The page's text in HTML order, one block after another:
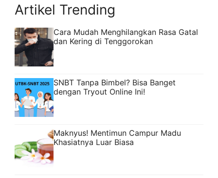
Artikel Trending
Cara Mudah Menghilangkan Rasa Gatal
dan Kering di Tenggorokan
SNBT Tanpa Bimbel? Bisa Banget
dengan Tryout Online Ini!
Maknyus! Mentimun Campur Madu
Khasiatnya Luar Biasa